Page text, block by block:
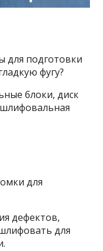
для подготовки
фугу?
блоки, диск
для
дефектов,
для